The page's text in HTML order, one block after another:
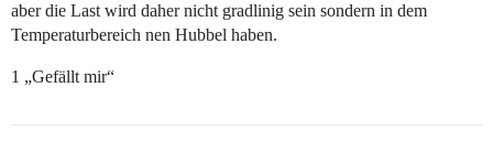
aber die Last wird daher nicht gradlinig sein sondern in dem
Temperaturbereich nen Hubbel haben.
1 „Gefällt mir“